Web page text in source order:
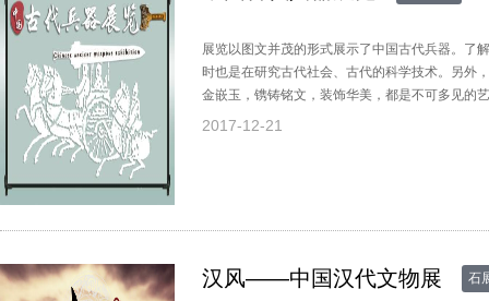
展览以图文并茂的形式展示了中国古代兵器。了
时也是在研究古代社会、古代的科学技术。另外
金嵌玉，镌铸铭文，装饰华美，都是不可多见的
2017-12-21
汉风——中国汉代文物展 石